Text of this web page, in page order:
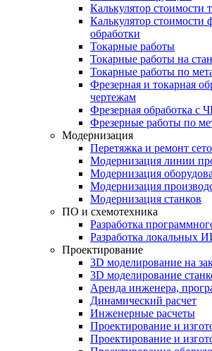
Калькулятор стоимости
Калькулятор стоимости
обработки
Токарные работы
Токарные работы на
Токарные работы по
Фрезерная и токарная
чертежам
Фрезерная обработка с
Фрезерные работы по
Модернизация
Перетяжка и ремонт
Модернизация линии
Модернизация
Модернизация
Модернизация станков
ПО и схемотехника
Разработка
Разработка локальных
Проектирование
3D моделирование на
3D моделирование
Аренда инженера,
Динамический расчет
Инженерные расчеты
Проектирование и
Проектирование и